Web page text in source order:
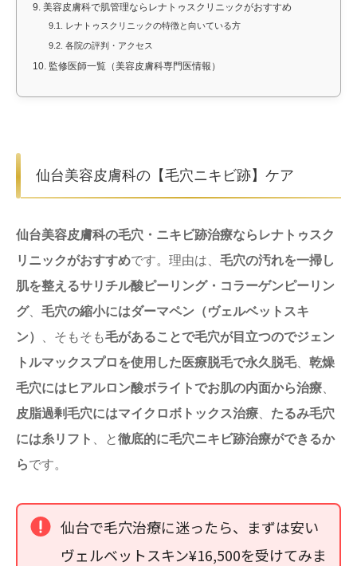
9. 美容皮膚科で肌管理ならレナトゥスクリニックがおすすめ
9.1. レナトゥスクリニックの特徴と向いている方
9.2. 各院の評判・アクセス
10. 監修医師一覧（美容皮膚科専門医情報）
仙台美容皮膚科の【毛穴ニキビ跡】ケア
仙台美容皮膚科の毛穴・ニキビ跡治療ならレナトゥスク
リニックがおすすめです。理由は、 毛穴の汚れを一掃し
肌を整えるサリチル酸ピーリング・コラーゲンピーリン
グ、 毛穴の縮小にはダーマペン（ヴェルベットスキ
ン）
、そもそも毛があることで毛穴が目立つのでジェン
トルマックスプロを使用した医療脱毛で永久脱毛、 乾燥
毛穴にはヒアルロン酸ボライトでお肌の内面から治療
皮脂過剰毛穴にはマイクロボトックス治療
たるみ毛穴
には糸リフト
、と徹底的に毛穴ニキビ跡治療ができるか
らです。
仙台で毛穴治療に迷ったら、まずは安い
ヴェルベットスキン¥16,500を受けてみま